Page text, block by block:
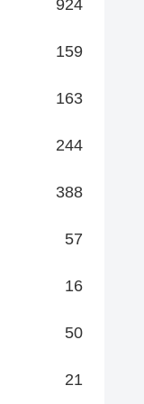
924
159
163
244
388
57
16
50
21